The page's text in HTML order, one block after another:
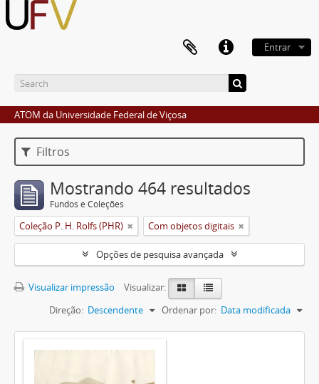
Entrar
ATOM da Universidade Federal de Viçosa
Filtros
Mostrando 464 resultados
Fundos e Coleções
Coleção P. H. Rolfs (PHR) Com objetos digitais
Opções de pesquisa avançada
Visualizar impressão
Visualizar:
Ordenar por: Data modificada
Direção: Descendente